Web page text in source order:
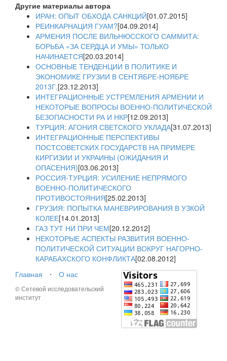
Другие материалы автора
ИРАН: ОПЫТ ОБХОДА САНКЦИЙ[01.07.2015]
РЕИНКАРНАЦИЯ ГУАМ?[04.09.2014]
АРМЕНИЯ ПОСЛЕ ВИЛЬНЮССКОГО САММИТА:
БОРЬБА «ЗА СЕРДЦА И УМЫ» ТОЛЬКО
НАЧИНАЕТСЯ[20.03.2014]
ОСНОВНЫЕ ТЕНДЕНЦИИ В ПОЛИТИКЕ И
ЭКОНОМИКЕ ГРУЗИИ В СЕНТЯБРЕ-НОЯБРЕ
2013Г.[23.12.2013]
ИНТЕГРАЦИОННЫЕ УСТРЕМЛЕНИЯ АРМЕНИИ И
НЕКОТОРЫЕ ВОПРОСЫ ВОЕННО-ПОЛИТИЧЕСКОЙ
БЕЗОПАСНОСТИ РА И НКР[12.09.2013]
ТУРЦИЯ: АГОНИЯ СВЕТСКОГО УКЛАДА[31.07.2013]
ИНТЕГРАЦИОННЫЕ ПЕРСПЕКТИВЫ
ПОСТСОВЕТСКИХ ГОСУДАРСТВ НА ПРИМЕРЕ
КИРГИЗИИ И УКРАИНЫ (ОЖИДАНИЯ И
ОПАСЕНИЯ)[03.06.2013]
РОССИЯ-ТУРЦИЯ: УСИЛЕНИЕ НЕПРЯМОГО
ВОЕННО-ПОЛИТИЧЕСКОГО
ПРОТИВОСТОЯНИЯ[25.02.2013]
ГРУЗИЯ: ПОПЫТКА МАНЕВРИРОВАНИЯ В УЗКОЙ
КОЛЕЕ[14.01.2013]
ГАЗ ТУТ НИ ПРИ ЧЕМ[20.12.2012]
НЕКОТОРЫЕ АСПЕКТЫ РАЗВИТИЯ ВОЕННО-
ПОЛИТИЧЕСКОЙ СИТУАЦИИ ВОКРУГ НАГОРНО-
КАРАБАХСКОГО КОНФЛИКТА[02.08.2012]
Главная
⋅ О нас
© Сетевой исследовательский
институт